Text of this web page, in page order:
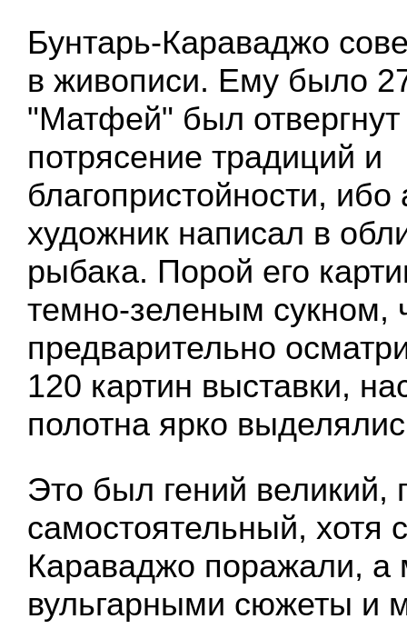
Бунтарь-Караваджо
в живописи. Ему было 27
"Матфей" был отвергнут
потрясение традиций и
благопристойности, ибо
художник написал в
рыбака. Порой его
темно-зеленым сукном,
предварительно
120 картин выставки,
полотна ярко
Это был гений великий,
самостоятельный, хотя
Караваджо поражали, а
вульгарными сюжеты и